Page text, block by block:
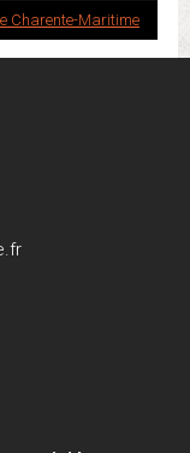
Charente-Maritime